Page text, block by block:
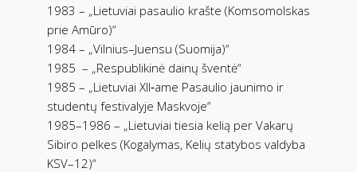
1983 – „Lietuviai pasaulio krašte (Komsomolskas
prie Amūro)“
1984 – „Vilnius–Juensu (Suomija)“
1985 – „Respublikinė dainų šventė“
1985 – „Lietuviai XII‑ame Pasaulio jaunimo ir
studentų festivalyje Maskvoje“
1985–1986 – „Lietuviai tiesia kelią per Vakarų
Sibiro pelkes (Kogalymas, Kelių statybos valdyba
KSV–12)“